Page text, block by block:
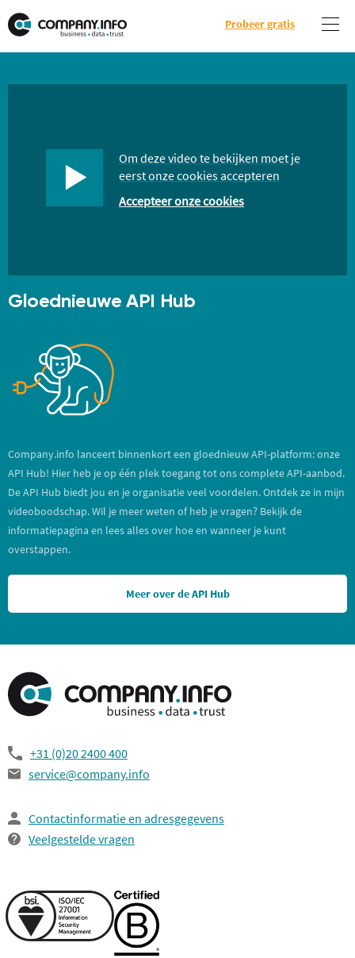
Probeer gratis
Om deze video te bekijken moet je
eerst onze cookies accepteren
Accepteer onze cookies
Gloednieuwe API Hub
Company.info lanceert binnenkort een gloednieuw API-platform: onze
API Hub! Hier heb je op één plek toegang tot ons complete API-aanbod.
De API Hub biedt jou en je organisatie veel voordelen. Ontdek ze in mijn
videoboodschap. Wil je meer weten of heb je vragen? Bekijk de
informatiepagina en lees alles over hoe en wanneer je kunt
overstappen.
Meer over de API Hub
+31 (0)20 2400 400
service@company.info
Contactinformatie en adresgegevens
Veelgestelde vragen